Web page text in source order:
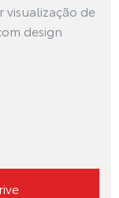
visualização de
design